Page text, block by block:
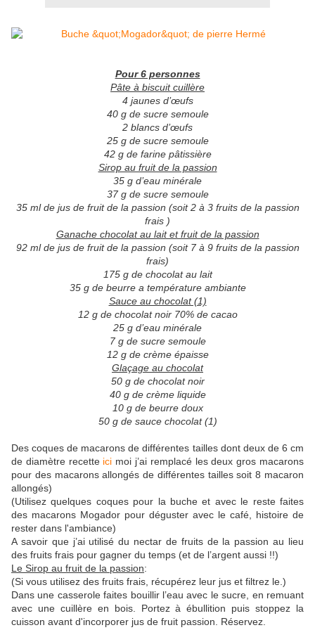
Pour 6 personnes
Pâte à biscuit cuillère
4 jaunes d’œufs
40 g de sucre semoule
2 blancs d’œufs
25 g de sucre semoule
42 g de farine pâtissière
Sirop au fruit de la passion
35 g d’eau minérale
37 g de sucre semoule
35 ml de jus de fruit de la passion (soit 2 à 3 fruits de la passion
frais )
Ganache chocolat au lait et fruit de la passion
92 ml de jus de fruit de la passion (soit 7 à 9 fruits de la passion
frais)
175 g de chocolat au lait
35 g de beurre a température ambiante
Sauce au chocolat (1)
12 g de chocolat noir 70% de cacao
25 g d’eau minérale
7 g de sucre semoule
12 g de crème épaisse
Glaçage au chocolat
50 g de chocolat noir
40 g de crème liquide
10 g de beurre doux
50 g de sauce chocolat (1)
Des coques de macarons de différentes tailles dont deux de 6 cm
de diamètre recetteici moi j’ai remplacé les deux gros macarons
pour des macarons allongés de différentes tailles soit 8 macaron
allongés)
(Utilisez quelques coques pour la buche et avec le reste faites
des macarons Mogador pour déguster avec le café, histoire de
rester dans l'ambiance)
A savoir que j’ai utilisé du nectar de fruits de la passion au lieu
des fruits frais pour gagner du temps (et de l’argent aussi !!)
Le Sirop au fruit de la passion:
(Si vous utilisez des fruits frais, récupérez leur jus et filtrez le.)
Dans une casserole faites bouillir l’eau avec le sucre, en remuant
avec une cuillère en bois. Portez à ébullition puis stoppez la
cuisson avant d'incorporer jus de fruit passion. Réservez.